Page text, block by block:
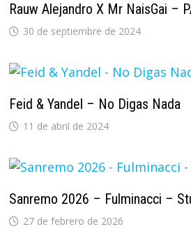
Rauw Alejandro X Mr NaisGai –
30 de septiembre de 2024
Feid & Yandel – No Digas Nada
11 de abril de 2024
Sanremo 2026 – Fulminacci –
27 de febrero de 2026